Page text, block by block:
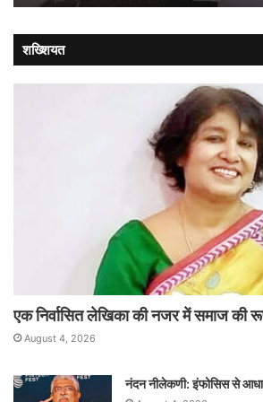
शख्शियत
एक निर्वासित लेखिका की नजर में समाज की
August 4, 2026
नंदन नीलेकणी: इंफोसिस से